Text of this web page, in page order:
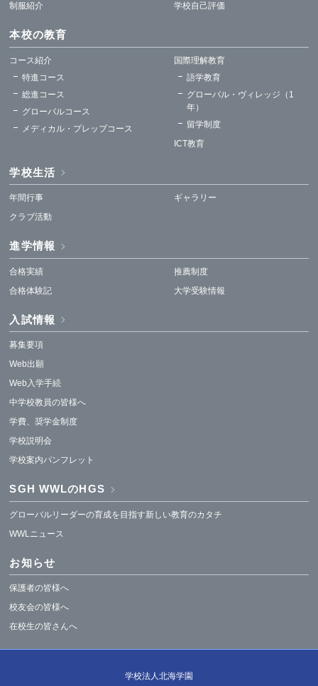
制服紹介
学校自己評価
本校の教育
コース紹介
特進コース
総進コース
グローバルコース
メディカル・プレップコース
国際理解教育
語学教育
グローバル・ヴィレッジ（1
年）
留学制度
ICT教育
学校生活
年間行事
クラブ活動
ギャラリー
進学情報
合格実績
合格体験記
推薦制度
大学受験情報
入試情報
募集要項
Web出願
Web入学手続
中学校教員の皆様へ
学費、奨学金制度
学校説明会
学校案内パンフレット
SGH WWLのHGS
グローバルリーダーの育成を目指す新しい教育のカタチ
WWLニュース
お知らせ
保護者の皆様へ
校友会の皆様へ
在校生の皆さんへ
学校法人北海学園